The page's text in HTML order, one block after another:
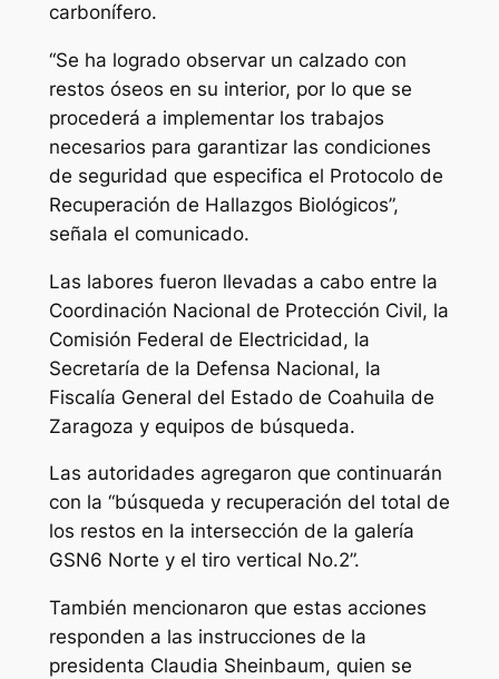
carbonífero.
“Se ha logrado observar un calzado con
restos óseos en su interior, por lo que se
procederá a implementar los trabajos
necesarios para garantizar las condiciones
de seguridad que especifica el Protocolo de
Recuperación de Hallazgos Biológicos”,
señala el comunicado.
Las labores fueron llevadas a cabo entre la
Coordinación Nacional de Protección Civil, la
Comisión Federal de Electricidad, la
Secretaría de la Defensa Nacional, la
Fiscalía General del Estado de Coahuila de
Zaragoza y equipos de búsqueda.
Las autoridades agregaron que continuarán
con la “búsqueda y recuperación del total de
los restos en la intersección de la galería
GSN6 Norte y el tiro vertical No.2”.
También mencionaron que estas acciones
responden a las instrucciones de la
presidenta Claudia Sheinbaum, quien se